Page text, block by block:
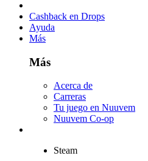
Cashback en Drops
Ayuda
Más
Más
Acerca de
Carreras
Tu juego en Nuuvem
Nuuvem Co-op
Steam